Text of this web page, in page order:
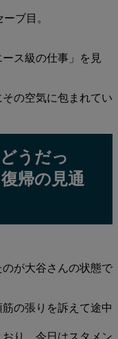
ブ目。
ス級の仕事」を見
の空気に包まれてい
うだっ
帰の見通
が大谷さんの状態で
の張りを訴えて途中